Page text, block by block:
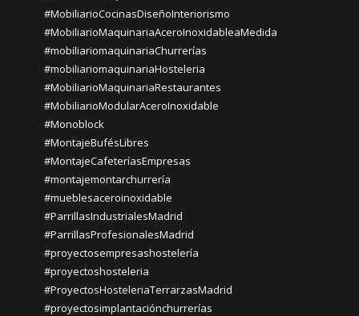
#MobiliarioCocinasDiseñoInteriorismo
#MobiliarioMaquinariaAceroInoxidableaMedida
#mobiliariomaquinariaChurrerías
#mobiliariomaquinariaHosteleria
#MobiliarioMaquinariaRestaurantes
#MobiliarioModularAceroInoxidable
#Monoblock
#MontajeBufésLibres
#MontajeCafeteríasEmpresas
#montajemontarchurrería
#mueblesaceroinoxidable
#ParrillasIndustrialesMadrid
#ParrillasProfesionalesMadrid
#proyectosempresashostelería
#proyectoshosteleria
#ProyectosHosteleriaTerrarzasMadrid
#proyectosimplantaciónchurrerías